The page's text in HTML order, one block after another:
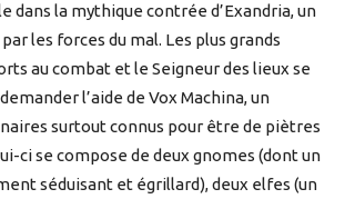
dans la mythique contrée d’Exandria, un
les forces du mal. Les plus grands
au combat et le Seigneur des lieux se
l’aide de Vox Machina, un
surtout connus pour être de piètres
ci se compose de deux gnomes (dont un
séduisant et égrillard), deux elfes (un